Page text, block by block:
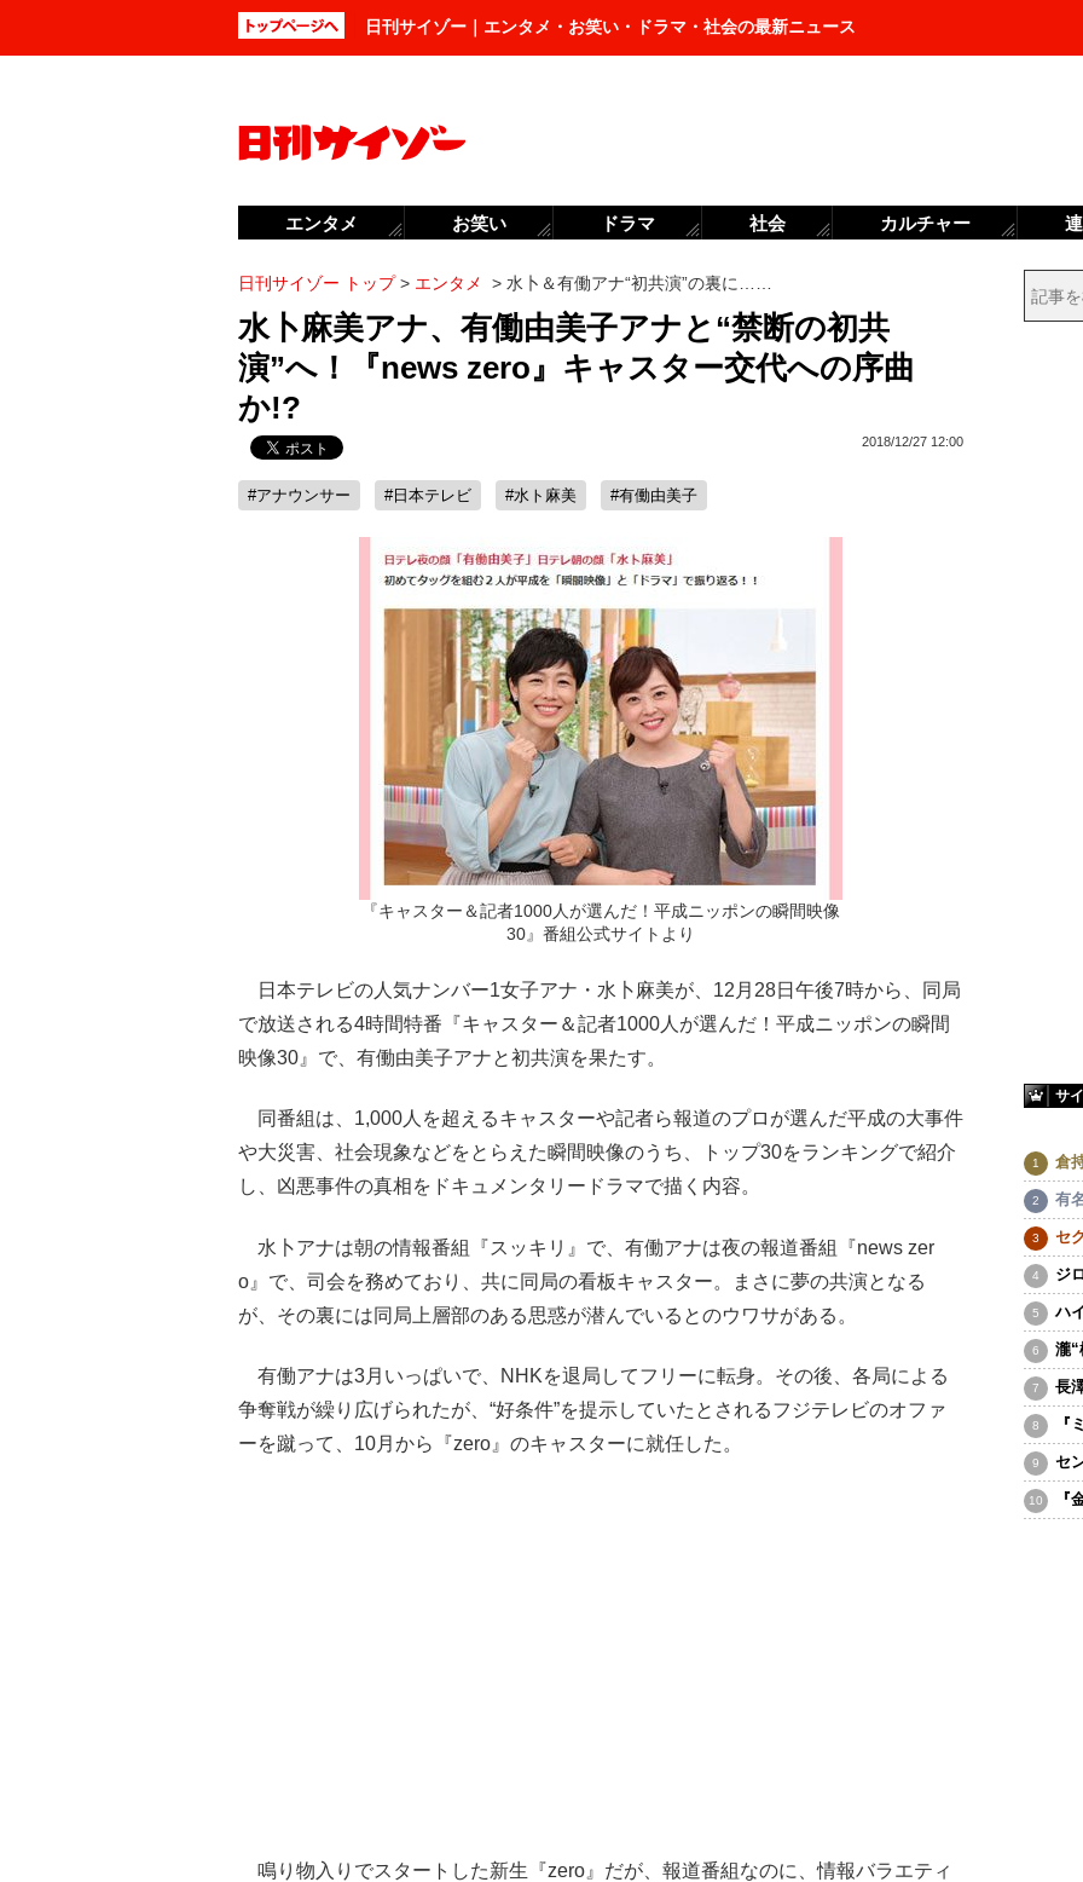
日刊サイゾー｜エンタメ・お笑い・ドラマ・社会の最新ニュース
日刊サイゾー トップ> エンタメ > 水卜＆有働アナ“初共演”の裏に……
水卜麻美アナ、有働由美子アナと“禁断の初共
演”へ！『news zero』キャスター交代への序曲
か!?
2018/12/27 12:00
#アナウンサー #日本テレビ #水ト麻美 #有働由美子
『キャスター＆記者1000人が選んだ！平成ニッポンの瞬間映像
30』番組公式サイトより
日本テレビの人気ナンバー1女子アナ・水卜麻美が、12月28日午後7時から、同局
で放送される4時間特番『キャスター＆記者1000人が選んだ！平成ニッポンの瞬間
映像30』で、有働由美子アナと初共演を果たす。
同番組は、1,000人を超えるキャスターや記者ら報道のプロが選んだ平成の大事件
や大災害、社会現象などをとらえた瞬間映像のうち、トップ30をランキングで紹介
し、凶悪事件の真相をドキュメンタリードラマで描く内容。
水卜アナは朝の情報番組『スッキリ』で、有働アナは夜の報道番組『news zer
o』で、司会を務めており、共に同局の看板キャスター。まさに夢の共演となる
が、その裏には同局上層部のある思惑が潜んでいるとのウワサがある。
有働アナは3月いっぱいで、NHKを退局してフリーに転身。その後、各局による
争奪戦が繰り広げられたが、“好条件”を提示していたとされるフジテレビのオファ
ーを蹴って、10月から『zero』のキャスターに就任した。
鳴り物入りでスタートした新生『zero』だが、報道番組なのに、情報バラエティ
サ
倉
有
セ
ジ
ハ
瀧“
長
『
セ
『
エンタメ お笑い ドラマ 社会 カルチャー